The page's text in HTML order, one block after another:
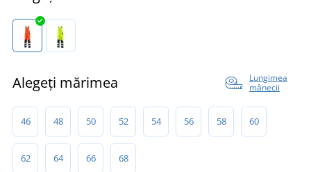
Alegeți mărimea
Lungimea
mânecii
46 48 50 52 54 56 58 60
62 64 66 68